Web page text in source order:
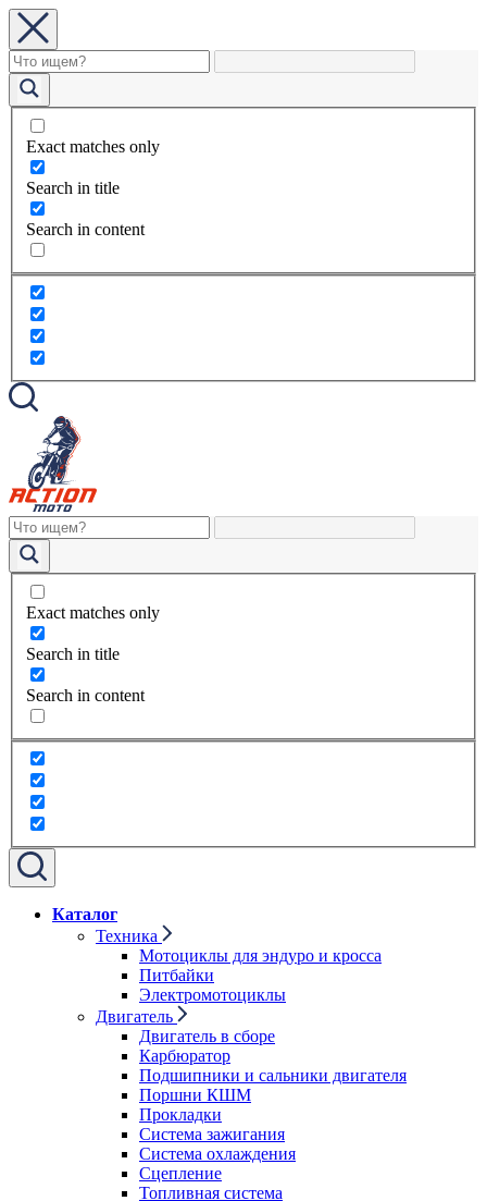
Exact matches only
Search in title
Search in content
Exact matches only
Search in title
Search in content
Каталог
Техника
Мотоциклы для эндуро и кросса
Питбайки
Электромотоциклы
Двигатель
Двигатель в сборе
Карбюратор
Подшипники и сальники двигателя
Поршни КШМ
Прокладки
Система зажигания
Система охлаждения
Сцепление
Топливная система